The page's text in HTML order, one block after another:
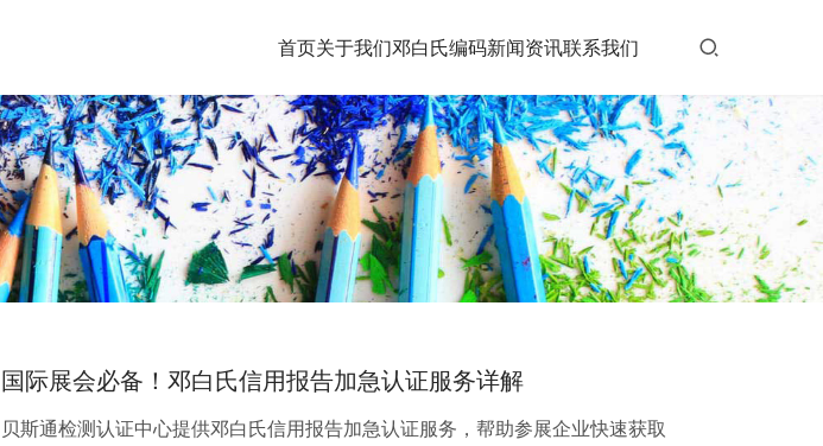
首页关于我们邓白氏编码新闻资讯联系我们
国际展会必备！邓白氏信用报告加急认证服务详解
贝斯通检测认证中心提供邓白氏信用报告加急认证服务，帮助参展企业快速获取